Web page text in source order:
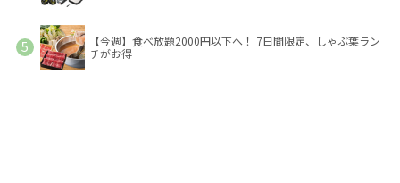
【今週】食べ放題2000円以下へ！ 7日間限定、しゃぶ葉ラン
チがお得